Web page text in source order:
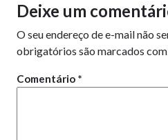
Deixe um
O seu endereço de e-mail não
obrigatórios são marcados com
Comentário *